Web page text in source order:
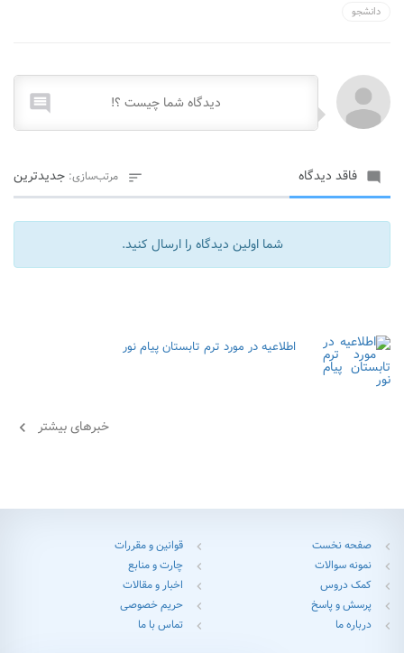
دانشجو

 فاقد دیدگاه مرتب‌سازی: جدیدترین 
شما اولین دیدگاه را ارسال کنید.
اطلاعیه در مورد ترم تابستان پیام نور
خبرهای بیشتر chevron_left
chevron_left صفحه نخست chevron_left قوانین و مقررات
chevron_left نمونه سوالات chevron_left چارت و منابع
chevron_left کمک دروس chevron_left اخبار و مقالات
chevron_left پرسش و پاسخ chevron_left حریم خصوصی
chevron_left درباره ما chevron_left تماس با ما